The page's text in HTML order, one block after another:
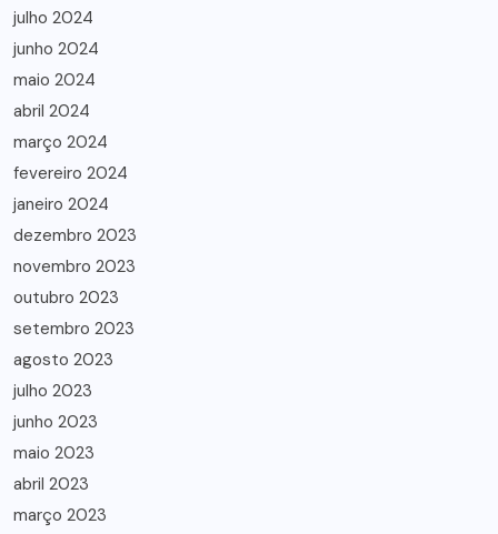
julho 2024
junho 2024
maio 2024
abril 2024
março 2024
fevereiro 2024
janeiro 2024
dezembro 2023
novembro 2023
outubro 2023
setembro 2023
agosto 2023
julho 2023
junho 2023
maio 2023
abril 2023
março 2023